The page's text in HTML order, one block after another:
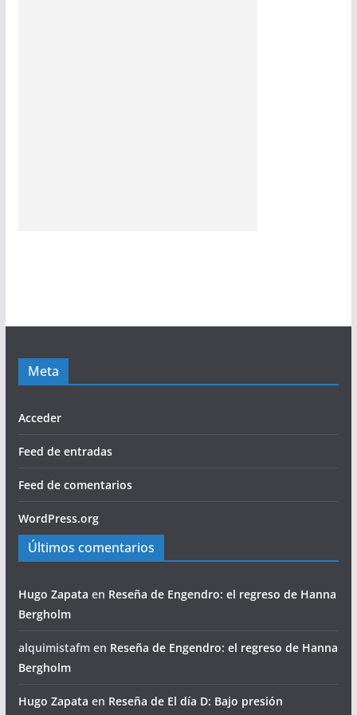
Meta
Acceder
Feed de entradas
Feed de comentarios
WordPress.org
Últimos comentarios
Hugo Zapata en Reseña de Engendro: el regreso de Hanna
Bergholm
alquimistafmen Reseña de Engendro: el regreso de Hanna
Bergholm
Hugo Zapata en Reseña de El día D: Bajo presión